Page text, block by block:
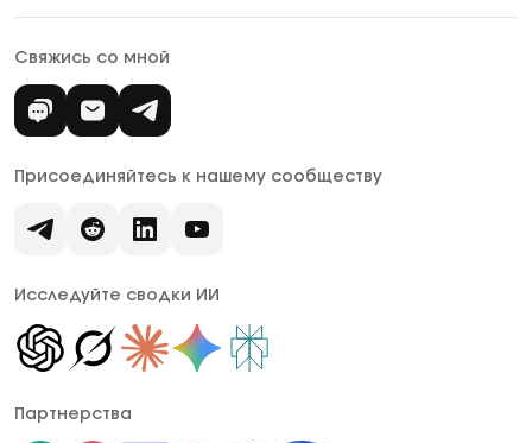
Свяжись со мной
Присоединяйтесь к нашему сообществу
Исследуйте сводки ИИ
Партнерства